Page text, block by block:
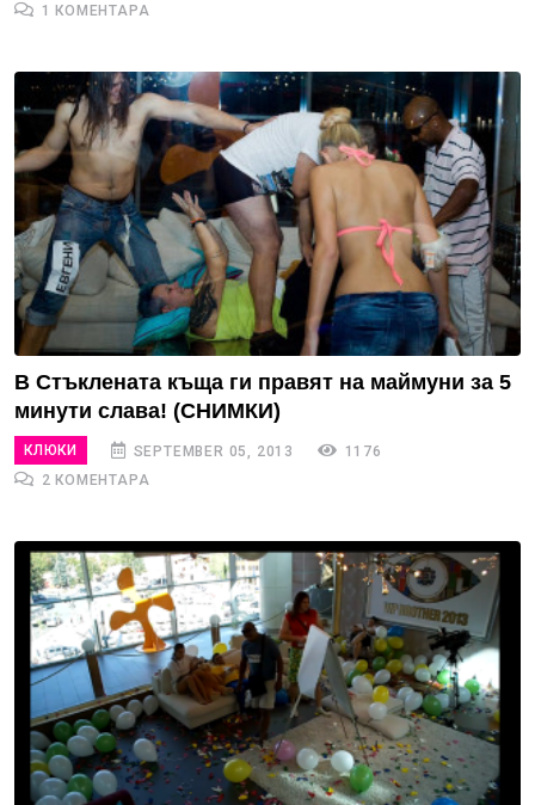
1 КОМЕНТАРА
В Стъклената къща ги правят на маймуни за 5
минути слава! (СНИМКИ)
КЛЮКИ SEPTEMBER 05, 2013
1176
2 КОМЕНТАРА